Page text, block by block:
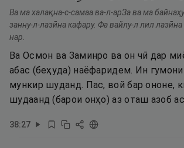
Ва ма халақна-с-самаа ва-л-арЗа ва ма
занну-л-лазӣна кафару. Фа вайлу-л лил
нар.
Ва Осмон ва Заминро ва он чӣ дар
абас (беҳуда) наёфаридем. Ин
мункир шуданд. Пас, вой бар ононе,
шудаанд (барои онҳо) аз оташ азоб
38:27